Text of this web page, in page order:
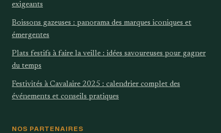
exigeants
Boissons gazeuses : panorama des marques iconiques et
émergentes
Plats festifs à faire la veille : idées savoureuses pour gagner
du temps
Festivités à Cavalaire 2025 : calendrier complet des
événements et conseils pratiques
NOS PARTENAIRES